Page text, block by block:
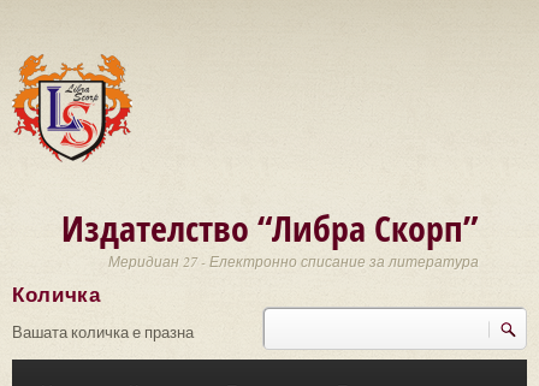
Издателство “Либра Скорп”
Меридиан 27 - Електронно списание за литература
Търси
Количка
Вашата количка е празна